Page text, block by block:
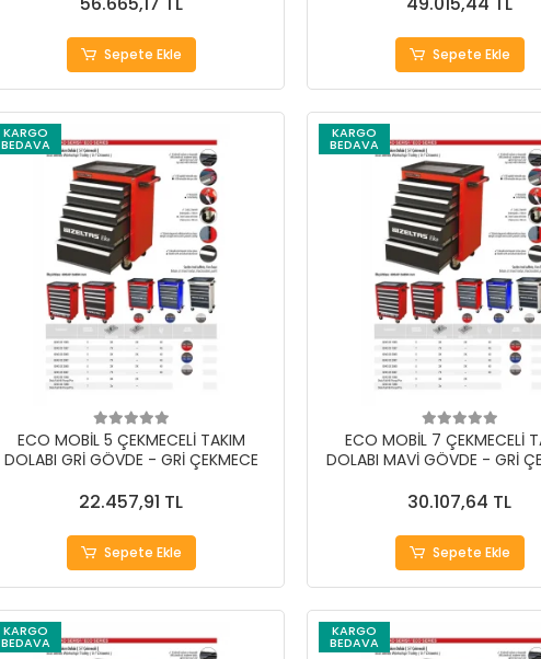
Sepete Ekle Sepete Ekle
KARGO
BEDAVA
ECO MOBİL 5 ÇEKMECELİ TAKIM
DOLABI GRİ GÖVDE - GRİ ÇEKMECE
22.457,91 TL
Sepete Ekle
KARGO
BEDAVA
ECO MOBİL 7 ÇEKMECELİ
DOLABI MAVİ GÖVDE - GRİ
30.107,64 TL
Sepete Ekle
KARGO
BEDAVA
KARGO
BEDAVA